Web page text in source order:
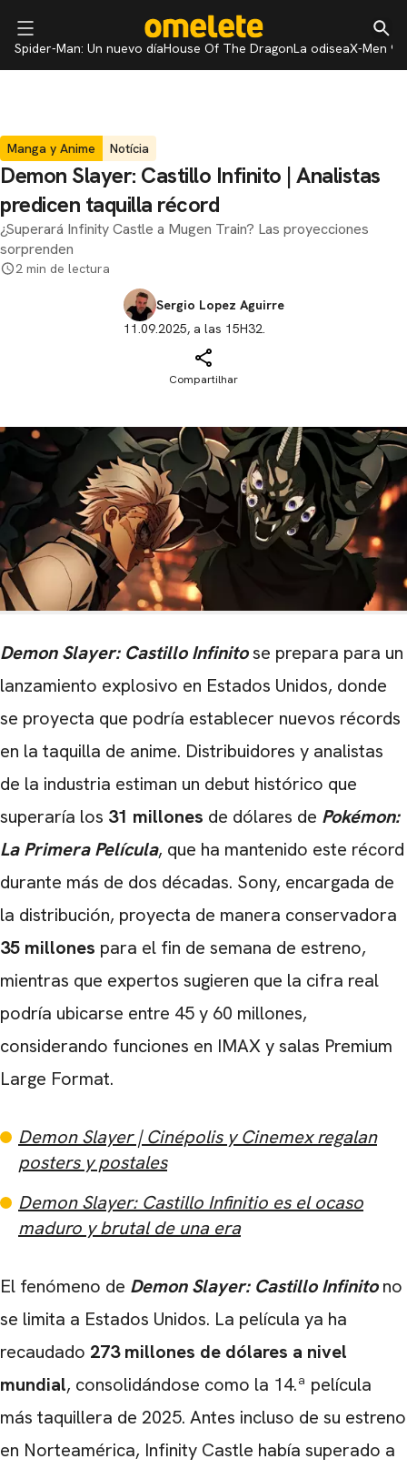
Spider-Man: Un nuevo díaHouse Of The DragonLa odiseaX-Men 97
Manga y Anime Notícia
Demon Slayer: Castillo Infinito | Analistas
predicen taquilla récord
¿Superará Infinity Castle a Mugen Train? Las proyecciones
sorprenden
2 min de lectura
Sergio Lopez Aguirre
11.09.2025, a las 15H32.
Compartilhar
Demon Slayer: Castillo Infinitose prepara para un
lanzamiento explosivo en Estados Unidos, donde
se proyecta que podría establecer nuevos récords
en la taquilla de anime. Distribuidores y analistas
de la industria estiman un debut histórico que
superaría los 31 millones de dólares de Pokémon:
La Primera Película, que ha mantenido este récord
durante más de dos décadas. Sony, encargada de
la distribución, proyecta de manera conservadora
35 millones para el fin de semana de estreno,
mientras que expertos sugieren que la cifra real
podría ubicarse entre 45 y 60 millones,
considerando funciones en IMAX y salas Premium
Large Format.
Demon Slayer | Cinépolis y Cinemex regalan
posters y postales
Demon Slayer: Castillo Infinitio es el ocaso
maduro y brutal de una era
El fenómeno de Demon Slayer: Castillo Infinitono
se limita a Estados Unidos. La película ya ha
recaudado 273 millones de dólares a nivel
mundial, consolidándose como la 14.ª película
más taquillera de 2025. Antes incluso de su estreno
en Norteamérica, Infinity Castle había superado a